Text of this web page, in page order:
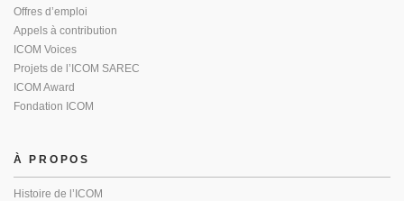
Offres d’emploi
Appels à contribution
ICOM Voices
Projets de l’ICOM SAREC
ICOM Award
Fondation ICOM
À PROPOS
Histoire de l’ICOM